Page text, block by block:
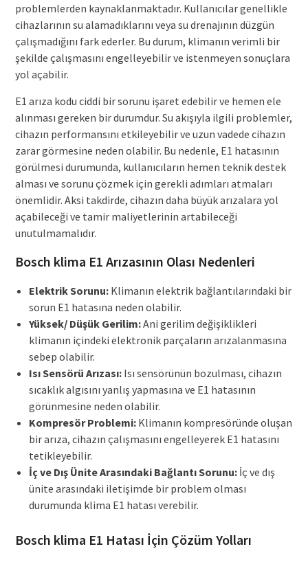
problemlerden kaynaklanmaktadır. Kullanıcılar genellikle
cihazlarının su alamadıklarını veya su drenajının düzgün
çalışmadığını fark ederler. Bu durum, klimanın verimli bir
şekilde çalışmasını engelleyebilir ve istenmeyen sonuçlara
yol açabilir.
E1 arıza kodu ciddi bir sorunu işaret edebilir ve hemen ele
alınması gereken bir durumdur. Su akışıyla ilgili problemler,
cihazın performansını etkileyebilir ve uzun vadede cihazın
zarar görmesine neden olabilir. Bu nedenle, E1 hatasının
görülmesi durumunda, kullanıcıların hemen teknik destek
alması ve sorunu çözmek için gerekli adımları atmaları
önemlidir. Aksi takdirde, cihazın daha büyük arızalara yol
açabileceği ve tamir maliyetlerinin artabileceği
unutulmamalıdır.
Bosch klima E1 Arızasının Olası Nedenleri
Elektrik Sorunu:Klimanın elektrik bağlantılarındaki bir
sorun E1 hatasına neden olabilir.
Yüksek/ Düşük Gerilim:Ani gerilim değişiklikleri
klimanın içindeki elektronik parçaların arızalanmasına
sebep olabilir.
Isı Sensörü Arızası:Isı sensörünün bozulması, cihazın
sıcaklık algısını yanlış yapmasına ve E1 hatasının
görünmesine neden olabilir.
Kompresör Problemi:Klimanın kompresöründe oluşan
bir arıza, cihazın çalışmasını engelleyerek E1 hatasını
tetikleyebilir.
İç ve Dış Ünite Arasındaki Bağlantı Sorunu:İç ve dış
ünite arasındaki iletişimde bir problem olması
durumunda klima E1 hatası verebilir.
Bosch klima E1 Hatası İçin Çözüm Yolları